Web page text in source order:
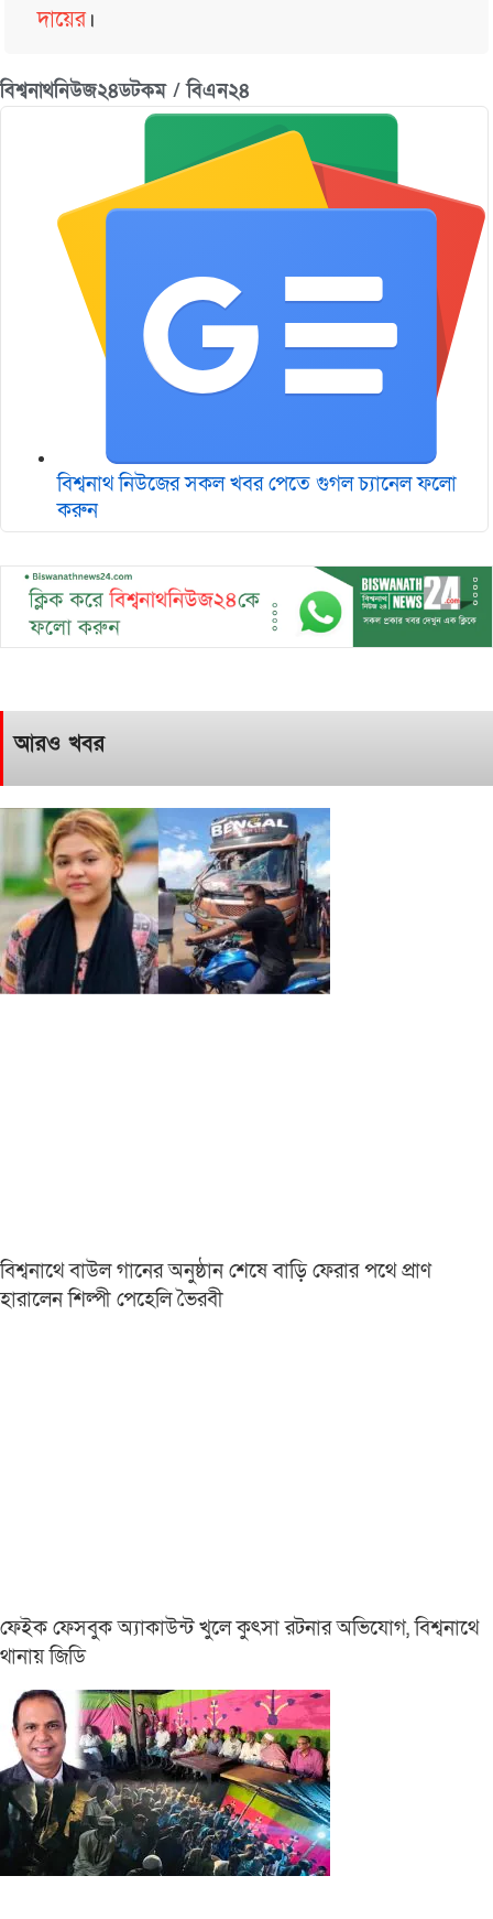
দায়ের।
বিশ্বনাথনিউজ২৪ডটকম / বিএন২৪
বিশ্বনাথ নিউজের সকল খবর পেতে গুগল চ‌্যানেল ফলো
করুন
আরও খবর
বিশ্বনাথে বাউল গানের অনুষ্ঠান শেষে বাড়ি ফেরার পথে প্রাণ
হারালেন শিল্পী পেহেলি ভৈরবী
ফেইক ফেসবুক অ্যাকাউন্ট খুলে কুৎসা রটনার অভিযোগ, বিশ্বনাথে
থানায় জিডি